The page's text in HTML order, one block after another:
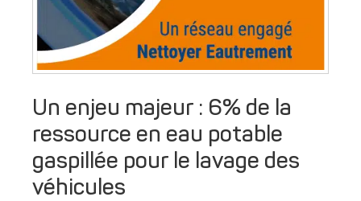
Un enjeu majeur : 6% de la
ressource en eau potable
gaspillée pour le lavage des
véhicules